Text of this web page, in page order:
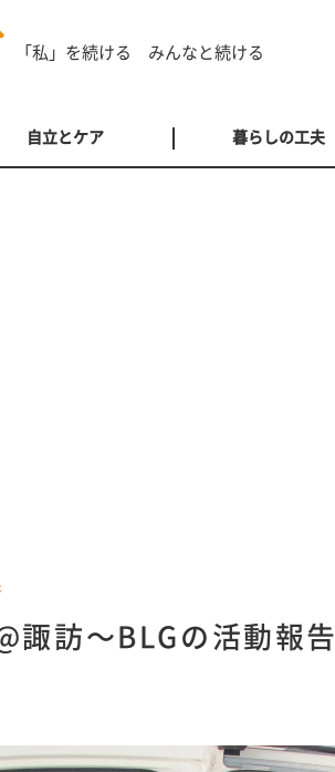
「私」を続ける みんなと続ける
自立とケア 暮らしの工夫
諏訪～BLGの活動報告